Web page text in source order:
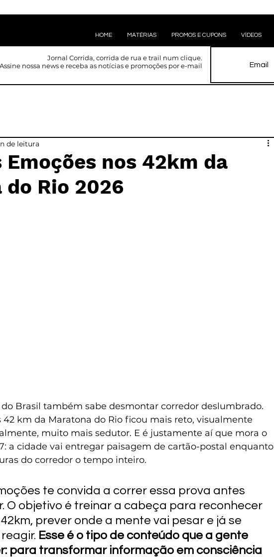
HOME MATÉRIAS PROMOS E CUPONS VÍDEOS
Jornal Corrida, corrida de rua e trail num clique.
Assine nossa news e receba as notícias e promoções por e-mail
Emoções nos 42km da
do Rio 2026
de leitura
Brasil também sabe desmontar corredor deslumbrado.
42 km da Maratona do Rio ficou mais reto, visualmente
muito mais sedutor. E é justamente aí que mora o
a cidade vai entregar paisagem de cartão-postal enquanto
do corredor o tempo inteiro.
te convida a correr essa prova antes
O objetivo é treinar a cabeça para reconhecer
prever onde a mente vai pesar e já se
Esse é o tipo de conteúdo que a gente
para transformar informação em consciência